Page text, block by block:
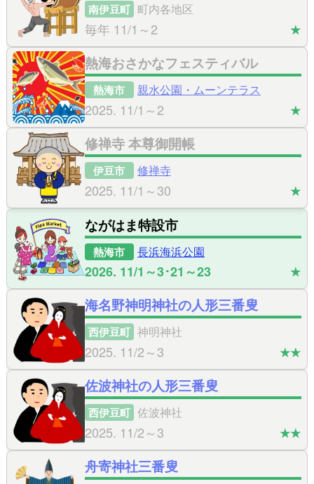
南伊豆町 町内各地区
毎年 11/1～2 ★
熱海おさかなフェスティバル
熱海市 親水公園・ムーンテラス
2025. 11/1～2 ★
修禅寺 本尊御開帳
伊豆市 修禅寺
2025. 11/1～30 ★
ながはま特設市
熱海市 長浜海浜公園
2026. 11/1～3･21～23 ★
海名野神明神社の人形三番叟
西伊豆町 神明神社
2025. 11/2～3 ★★
佐波神社の人形三番叟
西伊豆町 佐波神社
2025. 11/2～3 ★★
舟寄神社三番叟